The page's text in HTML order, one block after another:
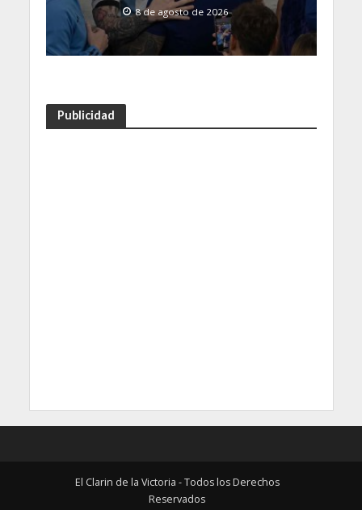
8 de agosto de 2026
Publicidad
El Clarin de la Victoria - Todos los Derechos
Reservados